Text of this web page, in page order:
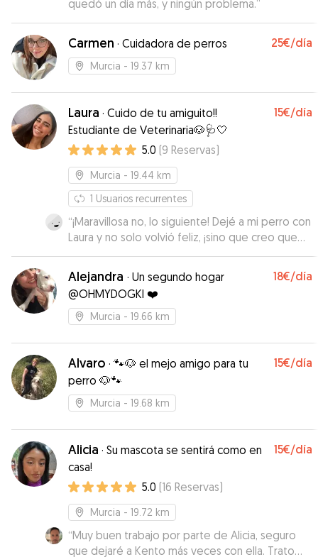
quedó un día más, y ningún problema.”
Carmen · Cuidadora de perros 25€/día
Murcia - 19.37 km
Laura · Cuido de tu amiguito!!
Estudiante de Veterinaria🐶🩺🤍
15€/día
5.0 (9 Reservas)
Murcia - 19.44 km
1 Usuarios recurrentes
“¡Maravillosa no, lo siguiente! Dejé a mi perro con
Laura y no solo volvió feliz, ¡sino que creo que
ahora la quiere más a ella que a mí! Desde el
primer momento, fue súper atenta, cariñosa y
profesional. Me mandó fotos, vídeos y
actualizaciones que me hicieron reír y me
tranquilizaron un montón. Mi perro no solo
nota que ama lo que hace y que tiene un don
especial con los animales. Si estás buscando a
alguien que cuide de tu peludo como si fuera
suyo, ¡ella es la elegida! Gracias por todo, ¡eres
un sol!”
Alejandra · Un segundo hogar
@OHMYDOGKI ❤️
18€/día
Murcia - 19.66 km
Alvaro · 🐾🐶 el mejo amigo para tu
perro 🐶🐾
15€/día
Murcia - 19.68 km
Alicia · Su mascota se sentirá como en
casa!
15€/día
5.0 (16 Reservas)
Murcia - 19.72 km
“Muy buen trabajo por parte de Alicia, seguro
que dejaré a Kento más veces con ella. Trato